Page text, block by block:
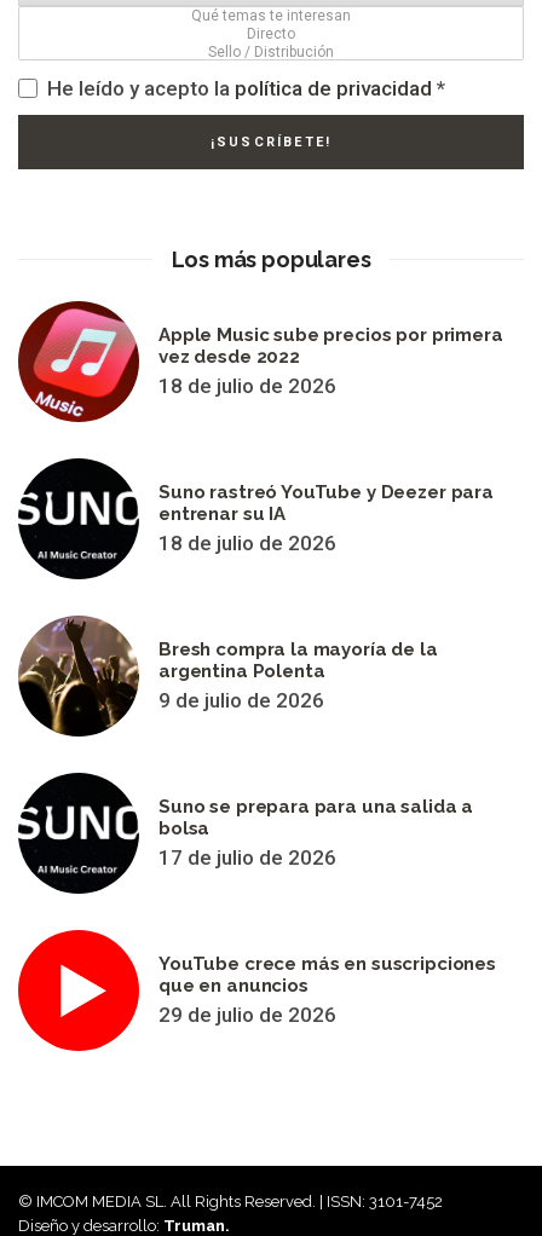
He leído y acepto la política de privacidad *
Los más populares
Apple Music sube precios por primera
vez desde 2022
18 de julio de 2026
Suno rastreó YouTube y Deezer para
entrenar su IA
18 de julio de 2026
Bresh compra la mayoría de la
argentina Polenta
9 de julio de 2026
Suno se prepara para una salida a
bolsa
17 de julio de 2026
YouTube crece más en suscripciones
que en anuncios
29 de julio de 2026
© IMCOM MEDIA SL. All Rights Reserved. | ISSN: 3101-7452
Diseño y desarrollo: Truman.